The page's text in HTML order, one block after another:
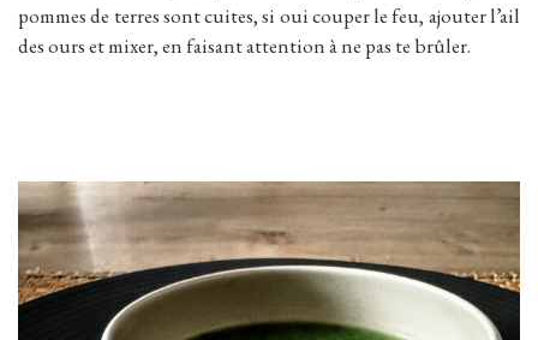
pommes de terres sont cuites, si oui couper le feu, ajouter l’ail
des ours et mixer, en faisant attention à ne pas te brûler.